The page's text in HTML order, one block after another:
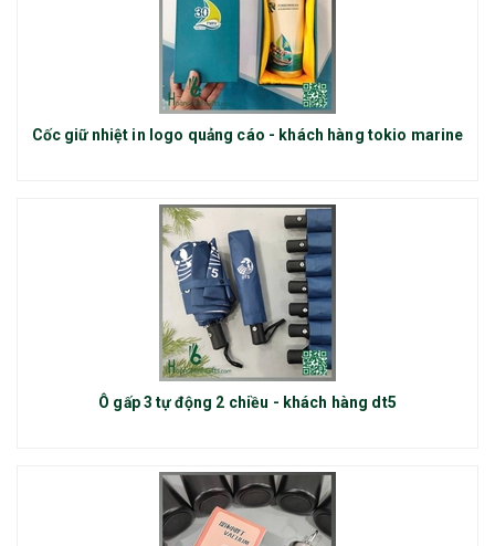
Cốc giữ nhiệt in logo quảng cáo - khách hàng tokio marine
Ô gấp 3 tự động 2 chiều - khách hàng dt5